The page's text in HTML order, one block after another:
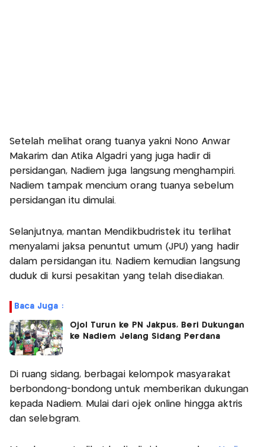
Setelah melihat orang tuanya yakni Nono Anwar
Makarim dan Atika Algadri yang juga hadir di
persidangan, Nadiem juga langsung menghampiri.
Nadiem tampak mencium orang tuanya sebelum
persidangan itu dimulai.
Selanjutnya, mantan Mendikbudristek itu terlihat
menyalami jaksa penuntut umum (JPU) yang hadir
dalam persidangan itu. Nadiem kemudian langsung
duduk di kursi pesakitan yang telah disediakan.
Baca Juga :
Ojol Turun ke PN Jakpus, Beri Dukungan
ke Nadiem Jelang Sidang Perdana
Di ruang sidang, berbagai kelompok masyarakat
berbondong-bondong untuk memberikan dukungan
kepada Nadiem. Mulai dari ojek online hingga aktris
dan selebgram.